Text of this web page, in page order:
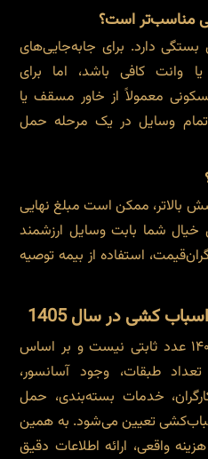
مناسب‌تر است؟
دارد. برای جابه‌جایی‌های
کافی باشد، اما برای
معمولاً از خاور مسقف یا
وسایل در یک مرحله حمل
بالاتر، ممکن است مبلغ نهایی
خیال شما بابت وسایل ارزشمند
استفاده از بیمه توصیه
کشی در سال 1405
در سال ۱۴۰۵ عدد ثابتی نیست و بر اساس
طبقات، وجود آسانسور،
خدمات بسته‌بندی، حمل
تعیین می‌شود. به همین
واقعی، ارائه اطلاعات دقیق